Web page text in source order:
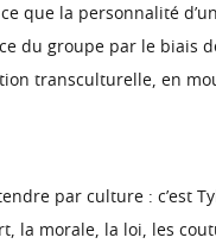
que la personnalité
du groupe par le
transculturelle, en
par culture :
la morale, la loi, les